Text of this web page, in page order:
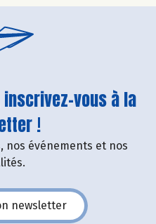
vous à la
!
nos événements et nos
newsletter